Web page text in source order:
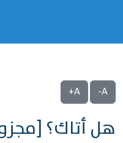
A-
A+
هل أتاك؟